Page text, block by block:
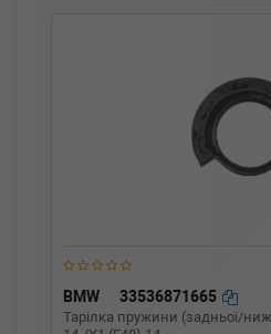
BMW 33536871665
Тарілка пружини (задньої/